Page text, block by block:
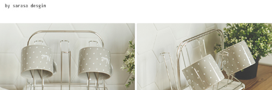
任。
時審查核予不同之上限額度；若仍有額度不足之情形，本公司將視審查結果
請求用戶進行身份認證。
５．嚴禁一人註冊多個帳號或使用他人資訊註冊。若發現惡意使用之情形，
恩沛科技股份有限公司將有權停止該用戶之使用額度並採取法律行動。